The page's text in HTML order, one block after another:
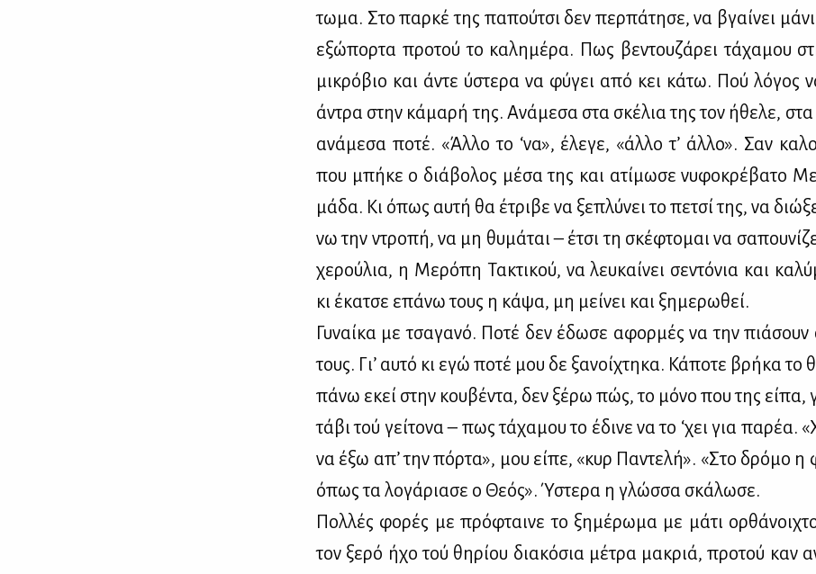
τω­μα. Στο παρ­κέ της πα­πού­τσι δεν περ­πά­τη­σε, να βγαί­νει
εξώ­πορ­τα προ­τού το κα­λη­μέ­ρα. Πως βε­ντου­ζά­ρει τά­χα­μου
μι­κρό­βιο και άντε ύστε­ρα να φύ­γει από κει κά­τω. Πού λό­γος
άντρα στην κά­μα­ρή της. Ανά­με­σα στα σκέ­λια της τον ήθε­λε,
ανά­με­σα πο­τέ. «Άλ­λο το ‘να», έλε­γε, «άλ­λο τ’ άλ­λο». Σαν
που μπή­κε ο διά­βο­λος μέ­σα της και ατί­μω­σε νυ­φο­κρέ­βα­το
μά­δα. Κι όπως αυ­τή θα έτρι­βε να ξε­πλύ­νει το πε­τσί της, να
νω την ντρο­πή, να μη θυ­μά­ται – έτσι τη σκέ­φτο­μαι να
χε­ρού­λια, η Με­ρό­πη Τα­κτι­κού, να λευ­καί­νει σε­ντό­νια και
κι έκα­τσε επά­νω τους η κά­ψα, μη μεί­νει και ξη­με­ρω­θεί.
Γυ­ναί­κα με τσα­γα­νό. Πο­τέ δεν έδω­σε αφορ­μές να την πιά­σουν
τους. Γι’ αυ­τό κι εγώ πο­τέ μου δε ξα­νοί­χτη­κα. Κά­πο­τε βρή­κα το
πά­νω εκεί στην κου­βέ­ντα, δεν ξέ­ρω πώς, το μό­νο που της εί­πα,
τά­βι τού γεί­το­να – πως τά­χα­μου το έδι­νε να το ‘χει για πα­ρέα.
να έξω απ’ την πόρ­τα», μου εί­πε, «κυρ Πα­ντε­λή». «Στο δρό­μο η
όπως τα λο­γά­ρια­σε ο Θε­ός». Ύστε­ρα η γλώσ­σα σκά­λω­σε.
Πολ­λές φο­ρές με πρό­φται­νε το ξη­μέ­ρω­μα με μά­τι
τον ξε­ρό ήχο τού θη­ρί­ου δια­κό­σια μέ­τρα μα­κριά, προ­τού καν